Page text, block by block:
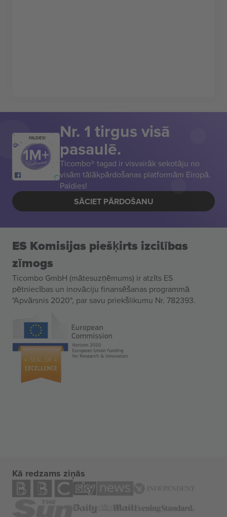
PALDIES! Nr. 1 tirgus visā
pasaulē.
Ticombo® tagad ir visvairāk sekotāju no
visām tālākpārdošanas platformām Eiropā.
Paldies!
SĀCIET PĀRDOŠANU
ES Komisijas piešķirts izcilības
zīmogs
Ticombo GmbH (mātesuzņēmums) ir atzīts ES
pētniecības un inovāciju finansēšanas programmā
"Apvārsnis 2020", par savu priekšlikumu Nr. 782393.
Kā redzams ziņās